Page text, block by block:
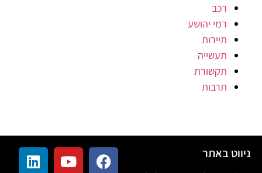
רכב
רמי יהושע
תיירות
תעשייה
תקשורת
תרבות
ניווט באתר